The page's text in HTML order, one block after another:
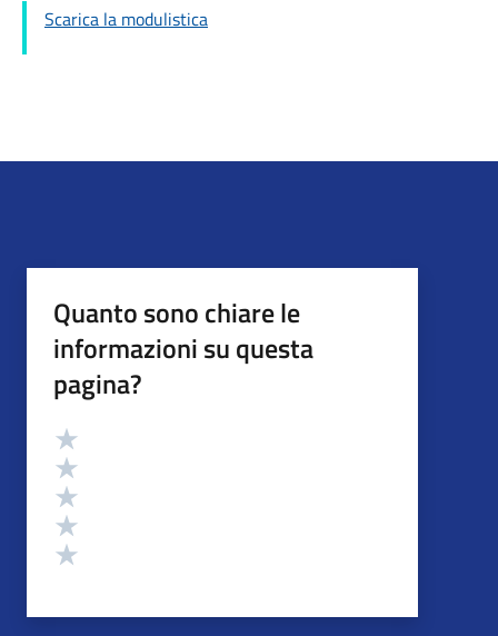
Scarica la modulistica
Quanto sono chiare le
informazioni su questa
pagina?
Valutazione